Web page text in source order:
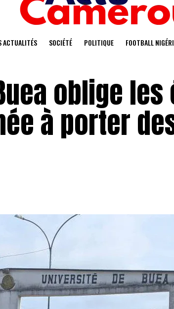
ACTUALITÉS SOCIÉTÉ POLITIQUE FOOTBALL
oblige
à porter